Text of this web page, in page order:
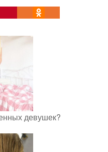
девушек?